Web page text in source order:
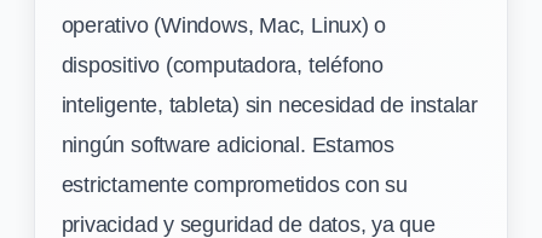
operativo (Windows, Mac, Linux) o
dispositivo (computadora, teléfono
inteligente, tableta) sin necesidad de instalar
ningún software adicional. Estamos
estrictamente comprometidos con su
privacidad y seguridad de datos, ya que